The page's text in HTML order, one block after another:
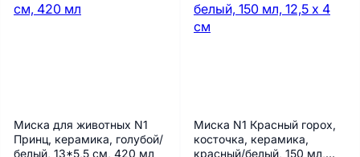
Миска для животных N1
Принц, керамика, голубой/
белый, 13*5,5 см, 420 мл
Миска N1 Красный горох,
косточка, керамика,
красный/белый, 150 мл,